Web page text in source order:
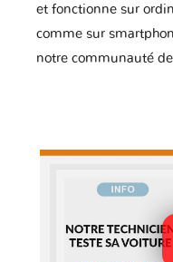
et fonctionne sur
comme sur
notre communauté